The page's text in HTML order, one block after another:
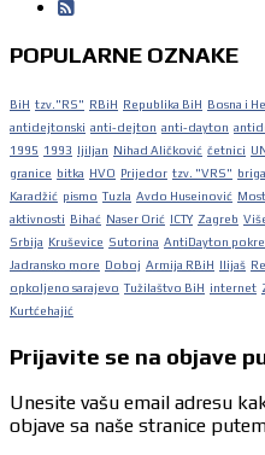
POPULARNE OZNAKE
BiH tzv."RS" RBiH Republika BiH Bosna i
antidejtonski anti-dejton anti-dayton
1995 1993 ljiljan Nihad Aličković četnici
granice bitka HVO Prijedor tzv. "VRS"
Karadžić pismo Tuzla Avdo Huseinović
aktivnosti Bihać Naser Orić ICTY Zagreb
Srbija Kruševice Sutorina AntiDayton
Jadransko more Doboj Armija RBiH Ilijaš
opkoljeno sarajevo Tužilaštvo BiH internet
Kurtćehajić
Prijavite se na objave
Unesite vašu email adresu
objave sa naše stranice